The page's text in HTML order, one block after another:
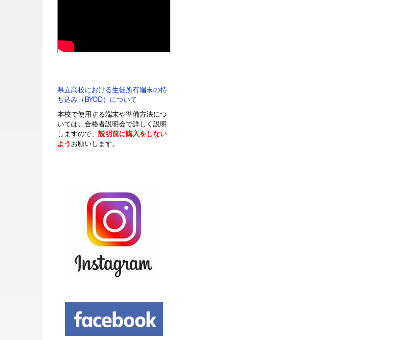
県立高校における生徒所有端末の持
ち込み（BYOD）について
本校で使用する端末や準備方法につ
いては、合格者説明会で詳しく説明
しますので、 説明前に購入をしない
よう お願いします。